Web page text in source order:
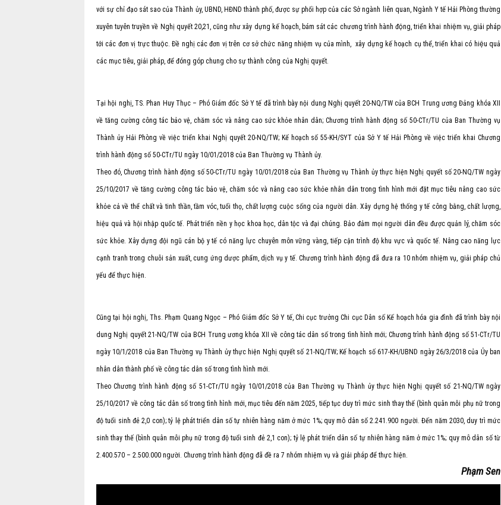
với sự chỉ đạo sát sao của Thành ủy, UBND, HĐND thành phố, được sự phối hợp của các Sở ngành liên quan, Ngành Y tế Hải Phòng thường
xuyên tuyên truyền về Nghị quyết 20,21, cũng như xây dựng kế hoạch, bám sát các chương trình hành động, triển khai nhiệm vụ, giải pháp
tới các đơn vị trực thuộc. Đề nghị các đơn vị trên cơ sở chức năng nhiệm vụ của mình, xây dựng kế hoạch cụ thể, triển khai có hiệu quả
các mục tiêu, giải pháp, để đóng góp chung cho sự thành công của Nghị quyết.
Tại hội nghị, TS. Phan Huy Thục – Phó Giám đốc Sở Y tế đã trình bày nội dung Nghị quyết 20-NQ/TW của BCH Trung ương Đảng khóa XII
về tăng cường công tác bảo vệ, chăm sóc và nâng cao sức khỏe nhân dân; Chương trình hành động số 50-CTr/TU của Ban Thường vụ
Thành ủy Hải Phòng về việc triển khai Nghị quyết 20-NQ/TW; Kế hoạch số 55-KH/SYT của Sở Y tế Hải Phòng về việc triển khai Chương
trình hành động số 50-CTr/TU ngày 10/01/2018 của Ban Thường vụ Thành ủy.
Theo đó, Chương trình hành động số 50-CTr/TU ngày 10/01/2018 của Ban Thường vụ Thành ủy thực hiện Nghị quyết số 20-NQ/TW ngày
25/10/2017 về tăng cường công tác bảo vệ, chăm sóc và nâng cao sức khỏe nhân dân trong tình hình mới đặt mục tiêu nâng cao sức
khỏe cả về thể chất và tinh thần, tầm vóc, tuổi thọ, chất lượng cuộc sống của người dân. Xây dựng hệ thống y tế công bằng, chất lượng,
hiệu quả và hội nhập quốc tế. Phát triển nền y học khoa học, dân tộc và đại chúng. Bảo đảm mọi người dân đều được quản lý, chăm sóc
sức khỏe. Xây dựng đội ngũ cán bộ y tế có năng lực chuyên môn vững vàng, tiếp cận trình độ khu vực và quốc tế. Nâng cao năng lực
cạnh tranh trong chuỗi sản xuất, cung ứng dược phẩm, dịch vụ y tế. Chương trình hành động đã đưa ra 10 nhóm nhiệm vụ, giải pháp chủ
yếu để thực hiện.
Cũng tại hội nghị, Ths. Phạm Quang Ngọc – Phó Giám đốc Sở Y tế, Chi cục trưởng Chi cục Dân số Kế hoạch hóa gia đình đã trình bày nội
dung Nghị quyết 21-NQ/TW của BCH Trung ương khóa XII về công tác dân số trong tình hình mới; Chương trình hành động số 51-CTr/TU
ngày 10/1/2018 của Ban Thường vụ Thành ủy thực hiện Nghị quyết số 21-NQ/TW; Kế hoạch số 617-KH/UBND ngày 26/3/2018 của Ủy ban
nhân dân thành phố về công tác dân số trong tình hình mới.
Theo Chương trình hành động số 51-CTr/TU ngày 10/01/2018 của Ban Thường vụ Thành ủy thực hiện Nghị quyết số 21-NQ/TW ngày
25/10/2017 về công tác dân số trong tình hình mới, mục tiêu đến năm 2025, tiếp tục duy trì mức sinh thay thế (bình quân mỗi phụ nữ trong
độ tuổi sinh đẻ 2,0 con); tỷ lệ phát triển dân số tự nhiên hàng năm ở mức 1%; quy mô dân số 2.241.900 người. Đến năm 2030, duy trì mức
sinh thay thế (bình quân mỗi phụ nữ trong độ tuổi sinh đẻ 2,1 con); tỷ lệ phát triển dân số tự nhiên hàng năm ở mức 1%; quy mô dân số từ
2.400.570 – 2.500.000 người. Chương trình hành động đã đề ra 7 nhóm nhiệm vụ và giải pháp để thực hiện.
Phạm Sen